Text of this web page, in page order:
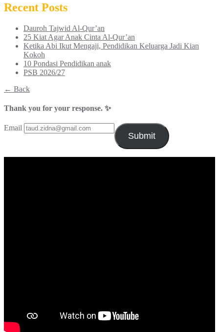
Recent Posts
Dauroh Tajwid Al-Qur’an
25 Kiat Agar Anak Cinta Al-Qur’an
Ketika Abi Ikut Mengaji, Pendidikan Keluarga Jadi Kian
Kokoh
10 Pondasi Pendidikan anak
PSB 2026/27
← Back
Thank you for your response. ✨
Email
Submit